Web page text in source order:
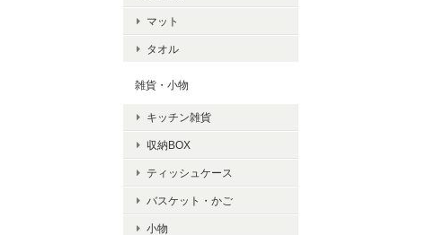
マット
タオル
雑貨・小物
キッチン雑貨
収納BOX
ティッシュケース
バスケット・かご
小物